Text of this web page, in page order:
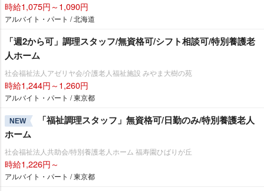
時給1,075円～1,090円
アルバイト・パート / 北海道
「週2から可」調理スタッフ/無資格可/シフト相談可/特別養護老
人ホーム
社会福祉法人アゼリヤ会/介護老人福祉施設 みやま大樹の苑
時給1,244円～1,260円
アルバイト・パート / 東京都
NEW
「福祉調理スタッフ」無資格可/日勤のみ/特別養護老人
ホーム
社会福祉法人共助会/特別養護老人ホーム 福寿園ひばりが丘
時給1,226円～
アルバイト・パート / 東京都